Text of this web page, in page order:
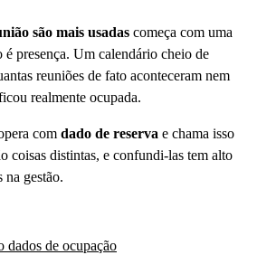
são mais usadas começa com uma
é presença. Um calendário cheio de
reuniões de fato aconteceram nem
realmente ocupada.
com dado de reserva e chama isso
coisas distintas, e confundi-las tem alto
gestão.
dados de ocupação